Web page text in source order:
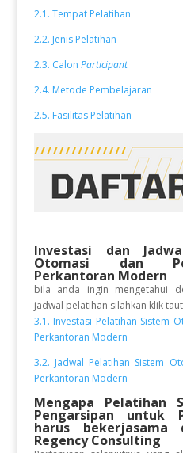
2.1. Tempat Pelatihan
2.2. Jenis Pelatihan
2.3. Calon Participant
2.4. Metode Pembelajaran
2.5. Fasilitas Pelatihan
Investasi dan
Otomasi dan
Perkantoran Modern
bila anda ingin mengetahui
jadwal pelatihan silahkan klik
3.1. Investasi Pelatihan Sistem
Perkantoran Modern
3.2. Jadwal Pelatihan Sistem
Perkantoran Modern
Mengapa Pelatihan
Pengarsipan untuk
harus bekerjasama
Regency Consulting